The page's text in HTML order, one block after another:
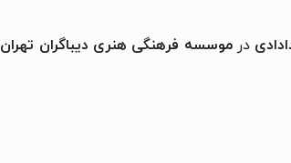
درموسسه فرهنگی هنری دیباگران تهران